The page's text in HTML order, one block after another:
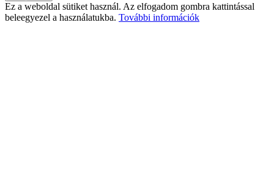
Ez a weboldal sütiket használ. Az elfogadom gombra kattintással
beleegyezel a használatukba. További információk